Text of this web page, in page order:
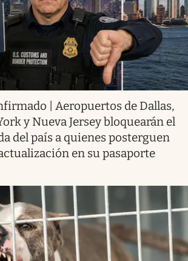
| Aeropuertos de Dallas,
y Nueva Jersey bloquearán el
del país a quienes posterguen
en su pasaporte